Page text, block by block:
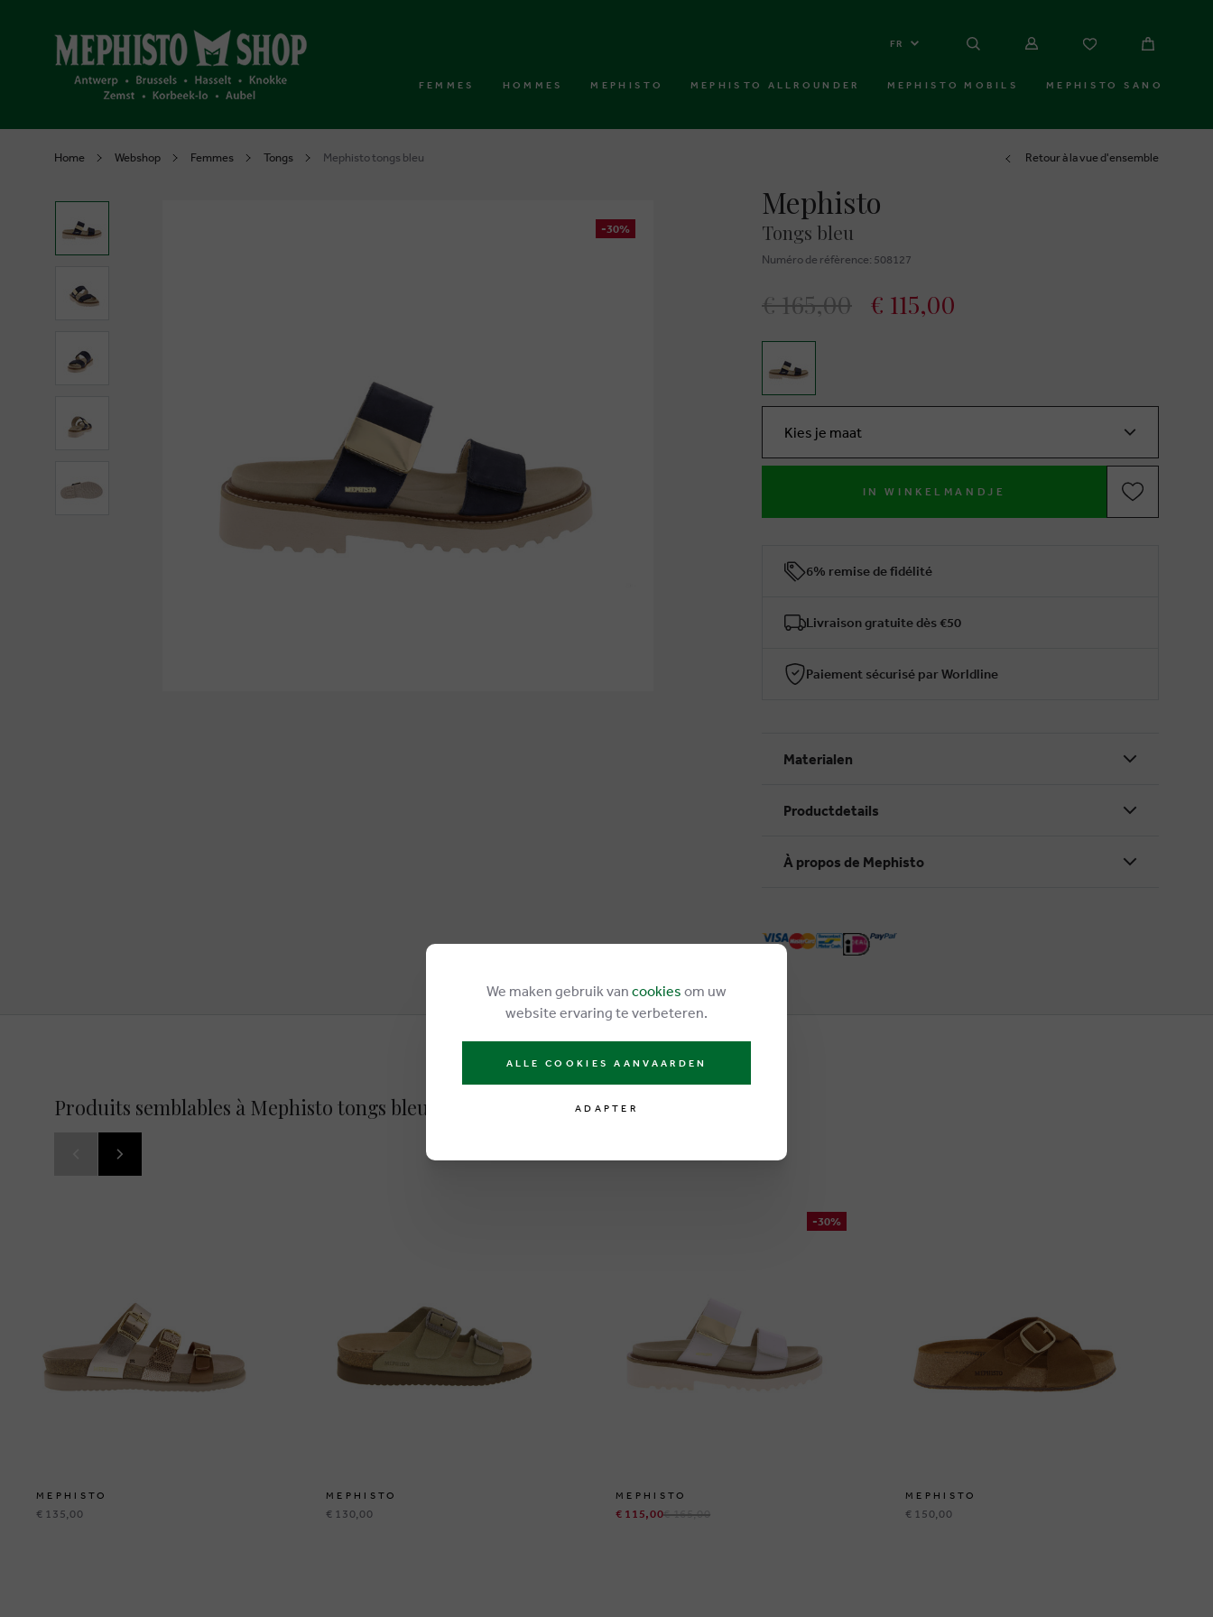
FR
FEMMES HOMMES MEPHISTO MEPHISTO ALLROUNDER MEPHISTO MOBILS MEPHISTO SANO
Home Webshop Femmes Tongs Mephisto tongs bleu Retour à la vue d'ensemble
Mephisto
Tongs bleu
Numéro de réfèrence: 508127
-30%
€ 165,00 € 115,00
Kies je maat
IN WINKELMANDJE
6% remise de fidélité
Livraison gratuite dès €50
Paiement sécurisé par Worldline
Materialen
Productdetails
À propos de Mephisto
Produits semblables à Mephisto tongs bleu
MEPHISTO
€ 135,00
MEPHISTO
€ 130,00
-30%
MEPHISTO
€ 115,00€ 165,00
MEPHISTO
€ 150,00
We maken gebruik van cookies om uw
website ervaring te verbeteren.
ALLE COOKIES AANVAARDEN
ADAPTER